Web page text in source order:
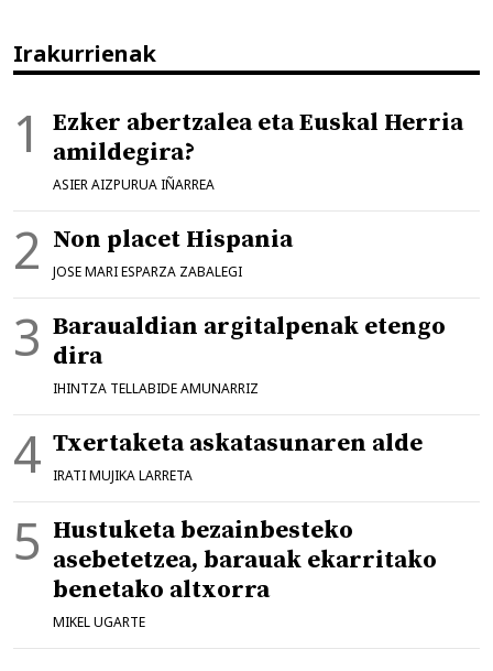
Irakurrienak
Ezker abertzalea eta Euskal Herria
amildegira?
ASIER AIZPURUA IÑARREA
Non placet Hispania
JOSE MARI ESPARZA ZABALEGI
Baraualdian argitalpenak etengo
dira
IHINTZA TELLABIDE AMUNARRIZ
Txertaketa askatasunaren alde
IRATI MUJIKA LARRETA
Hustuketa bezainbesteko
asebetetzea, barauak ekarritako
benetako altxorra
MIKEL UGARTE